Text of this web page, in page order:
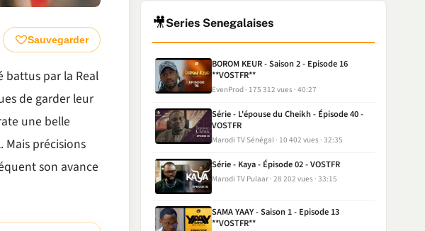
Sauvegarder
battus par la Real
de garder leur
une belle
précisions
son avance
🎥Series Senegalaises
BOROM KEUR - Saison 2 - Episode 16
**VOSTFR**
EvenProd 175 312 vues 40:27
Série - L'épouse du Cheikh - Épisode 40 -
VOSTFR
Marodi TV Sénégal 10 402 vues 32:35
Série - Kaya - Épisode 02 - VOSTFR
Marodi TV Pulaar 28 202 vues 33:15
SAMA YAAY - Saison 1 - Episode 13
**VOSTFR**